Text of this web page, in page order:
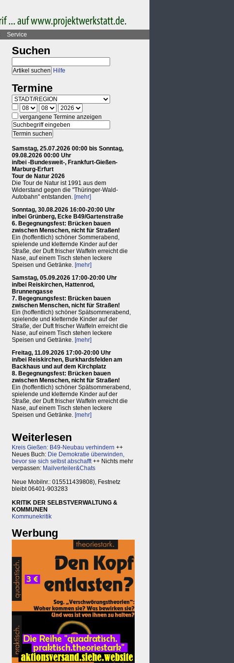
Service
Suchen
Hilfe
Termine
vergangene Termine anzeigen
Samstag, 25.07.2026 00:00 bis Sonntag,
09.08.2026 00:00 Uhr
in/bei -Bundesweit-, Frankfurt-Gießen-
Marburg-Erfurt
Tour de Natur 2026
Die Tour de Natur ist 1991 aus dem
Widerstand gegen die "Thüringer-Wald-
Autobahn" entstanden. [mehr]
Sonntag, 30.08.2026 16:00-20:00 Uhr
in/bei Grünberg, Ecke B49/Gartenstraße
6. Begegnungsfest: Brücken bauen
zwischen Menschen, nicht für Straßen!
Ein (hoffentlich) schöner Sommerabend,
spielende und kletternde Kinder auf der
Straße, der Duft frischer Waffeln erreicht die
Nase, auf einem Tisch stehen leckere
Speisen und Getränke. [mehr]
Samstag, 05.09.2026 17:00-20:00 Uhr
in/bei Reiskirchen, Hattenrod,
Brunnengasse
7. Begegnungsfest: Brücken bauen
zwischen Menschen, nicht für Straßen!
Ein (hoffentlich) schöner Spätsommerabend,
spielende und kletternde Kinder auf der
Straße, der Duft frischer Waffeln erreicht die
Nase, auf einem Tisch stehen leckere
Speisen und Getränke. [mehr]
Freitag, 11.09.2026 17:00-20:00 Uhr
in/bei Reiskirchen, Burkhardsfelden am
Backhaus und auf dem Kirchplatz
8. Begegnungsfest: Brücken bauen
zwischen Menschen, nicht für Straßen!
Ein (hoffentlich) schöner Spätsommerabend,
spielende und kletternde Kinder auf der
Straße, der Duft frischer Waffeln erreicht die
Nase, auf einem Tisch stehen leckere
Speisen und Getränke. [mehr]
Weiterlesen
Kreis Gießen: B49-Neubau verhindern ++
Neues Buch: Die Demokratie überwinden,
bevor sie sich selbst abschafft++ Nichts mehr
verpassen: Mailverteiler&Chats
Neue Mobilnr.: 015511439808), Festnetz
bleibt 06401-903283
KRITIK DER SELBSTVERWALTUNG &
KOMMUNEN
Kommunekritik
Werbung